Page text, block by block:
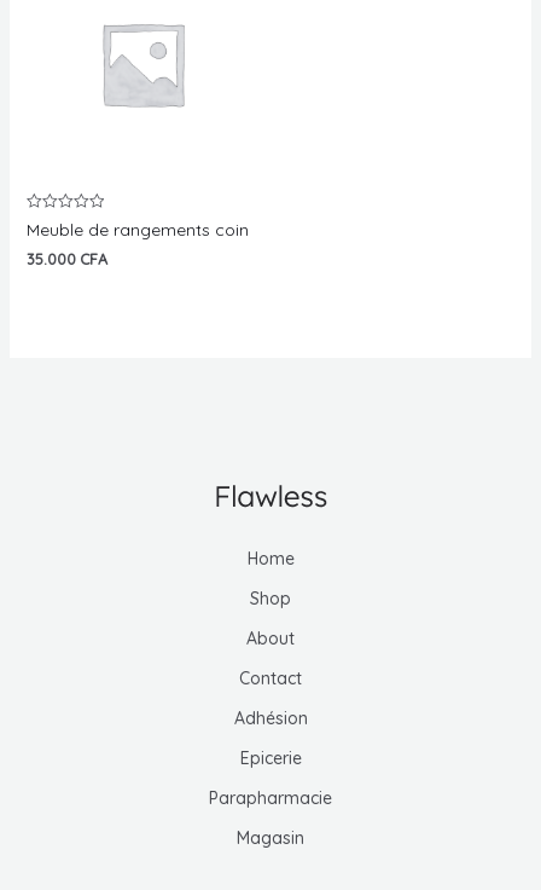
Note
0
sur
5
Meuble de rangements coin
35.000 CFA
Home
Shop
About
Contact
Adhésion
Epicerie
Parapharmacie
Magasin